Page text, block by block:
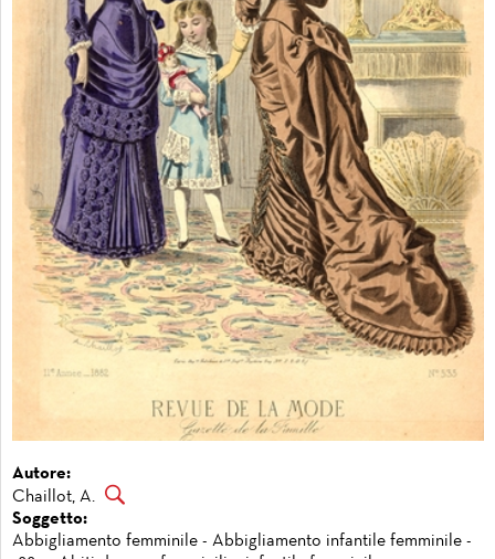
Autore:
Chaillot, A.
Soggetto:
Abbigliamento femminile - Abbigliamento infantile femminile -